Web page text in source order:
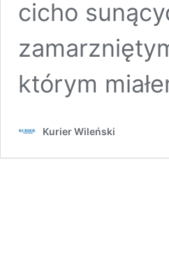
cicho
którym
Kurier Wileński